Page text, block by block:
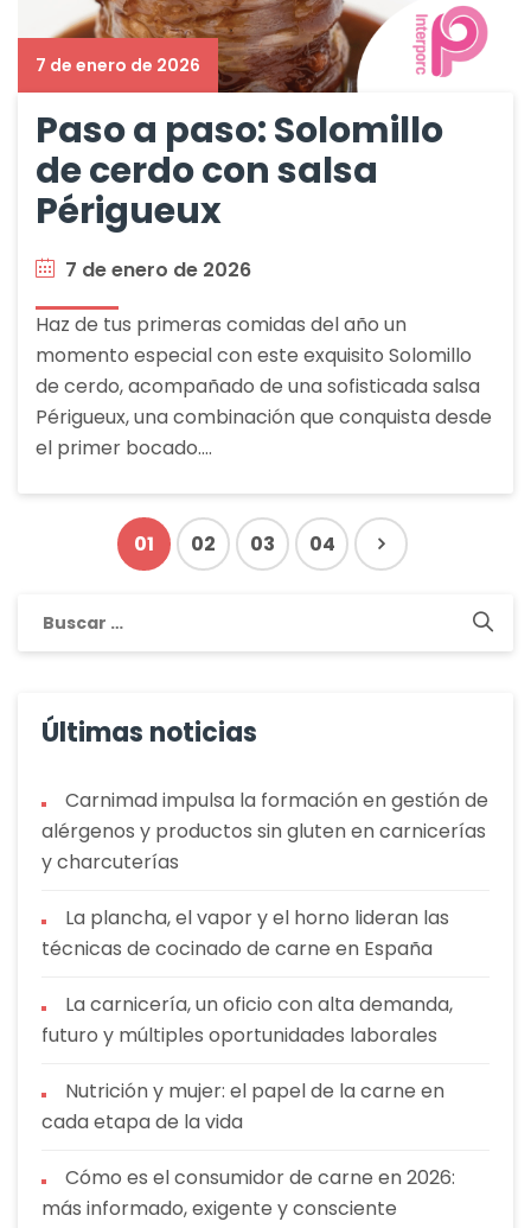
7 de enero de 2026
Paso a paso: Solomillo
de cerdo con salsa
Périgueux
7 de enero de 2026
Haz de tus primeras comidas del año un
momento especial con este exquisito Solomillo
de cerdo, acompañado de una sofisticada salsa
Périgueux, una combinación que conquista desde
el primer bocado.…
01 02 03 04
Últimas noticias
Carnimad impulsa la formación en gestión de
alérgenos y productos sin gluten en carnicerías
y charcuterías
La plancha, el vapor y el horno lideran las
técnicas de cocinado de carne en España
La carnicería, un oficio con alta demanda,
futuro y múltiples oportunidades laborales
Nutrición y mujer: el papel de la carne en
cada etapa de la vida
Cómo es el consumidor de carne en 2026:
más informado, exigente y consciente